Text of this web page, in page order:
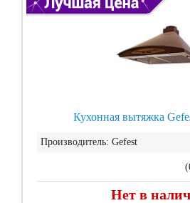
Кухонная вытяжка
Производитель: Gefest
Нет в